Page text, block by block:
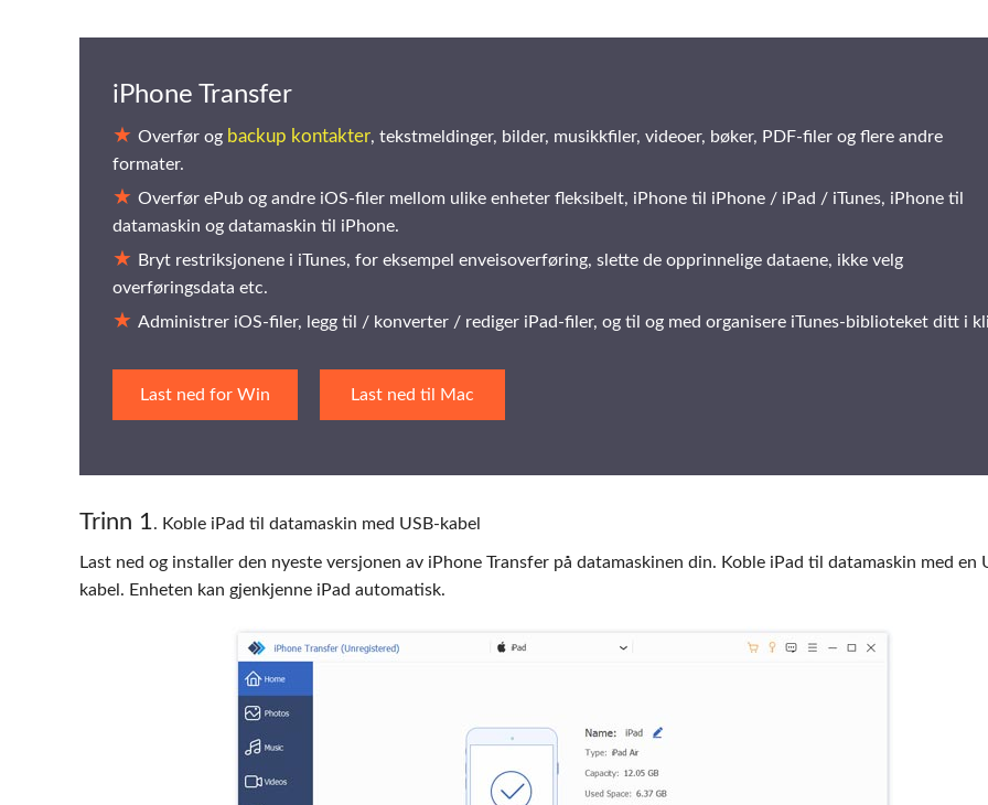
iPhone Transfer
Overfør og backup kontakter, tekstmeldinger, bilder, musikkfiler, videoer, bøker, PDF-filer og flere andre
formater.
Overfør ePub og andre iOS-filer mellom ulike enheter fleksibelt, iPhone til iPhone / iPad / iTunes, iPhone til
datamaskin og datamaskin til iPhone.
Bryt restriksjonene i iTunes, for eksempel enveisoverføring, slette de opprinnelige dataene, ikke velg
overføringsdata etc.
Administrer iOS-filer, legg til / konverter / rediger iPad-filer, og til og med organisere iTunes-biblioteket ditt i
Last ned for Win Last ned til Mac
Trinn 1. Koble iPad til datamaskin med USB-kabel
Last ned og installer den nyeste versjonen av iPhone Transfer på datamaskinen din. Koble iPad til datamaskin med en
kabel. Enheten kan gjenkjenne iPad automatisk.